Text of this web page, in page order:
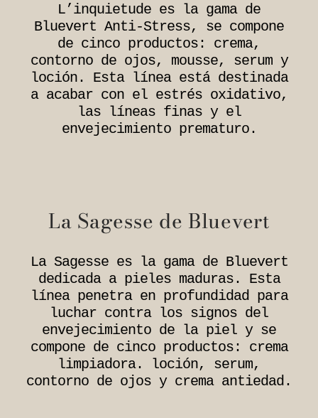
L’inquietude es la gama de
Bluevert Anti-Stress, se compone
de cinco productos: crema,
contorno de ojos, mousse, serum y
loción. Esta línea está destinada
a acabar con el estrés oxidativo,
las líneas finas y el
envejecimiento prematuro.
La Sagesse de Bluevert
La Sagesse es la gama de Bluevert
dedicada a pieles maduras. Esta
línea penetra en profundidad para
luchar contra los signos del
envejecimiento de la piel y se
compone de cinco productos: crema
limpiadora. loción, serum,
contorno de ojos y crema antiedad.